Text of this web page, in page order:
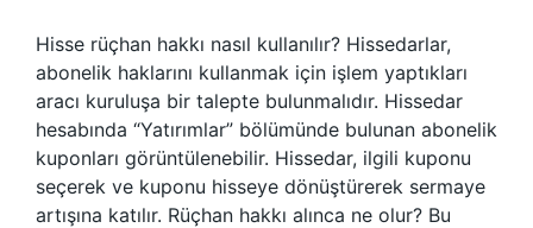
Hisse rüçhan hakkı nasıl kullanılır? Hissedarlar,
abonelik haklarını kullanmak için işlem yaptıkları
aracı kuruluşa bir talepte bulunmalıdır. Hissedar
hesabında “Yatırımlar” bölümünde bulunan abonelik
kuponları görüntülenebilir. Hissedar, ilgili kuponu
seçerek ve kuponu hisseye dönüştürerek sermaye
artışına katılır. Rüçhan hakkı alınca ne olur? Bu